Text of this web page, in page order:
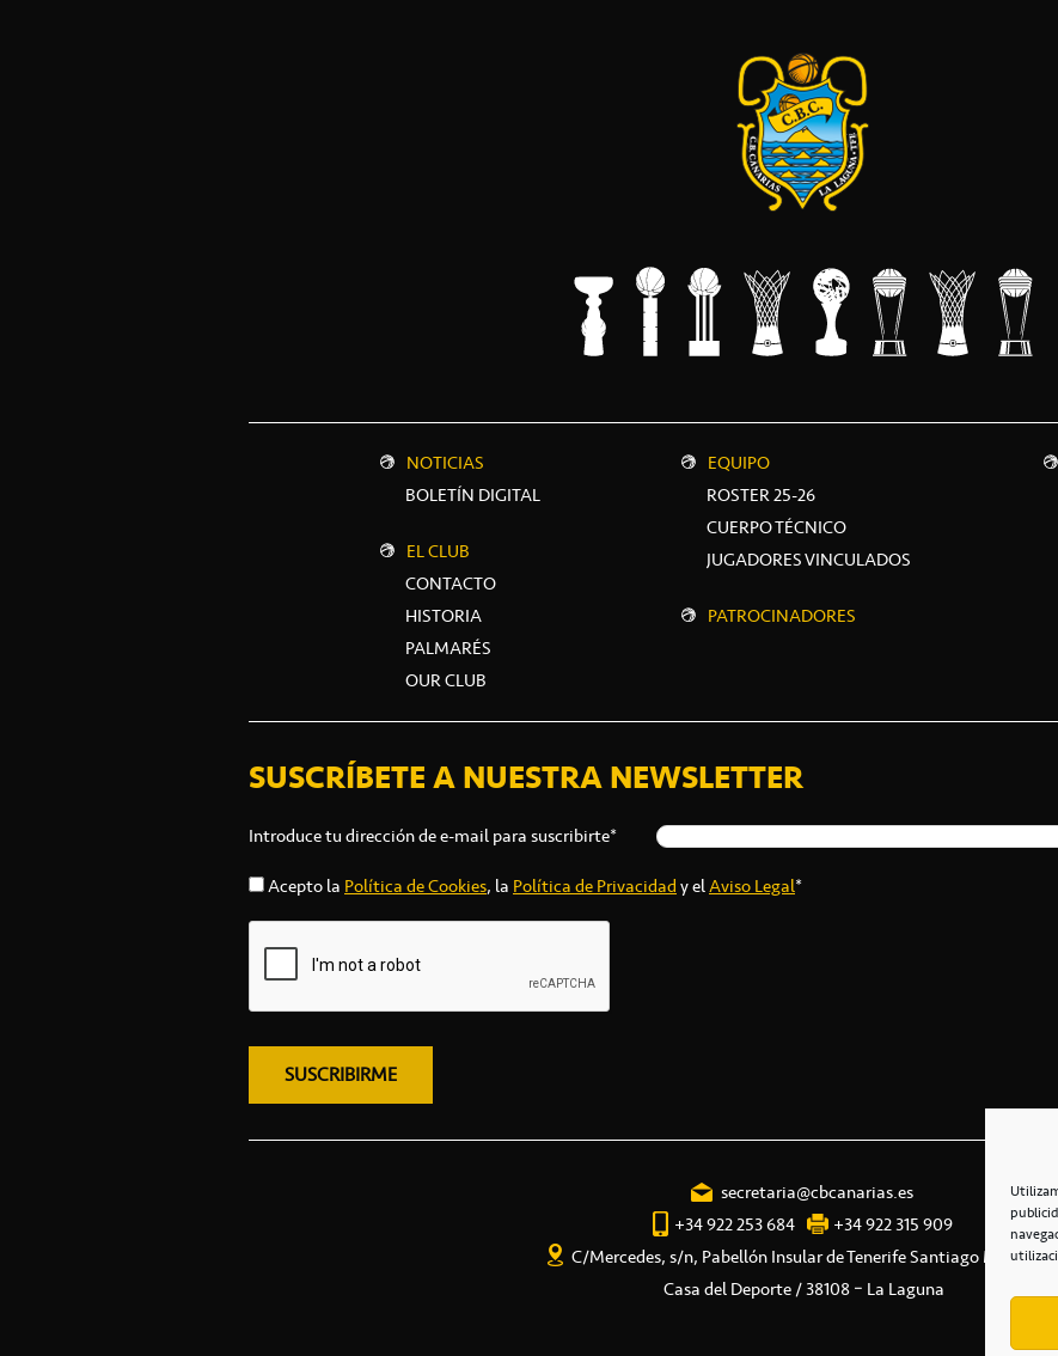
NOTICIAS
BOLETÍN DIGITAL
EL CLUB
CONTACTO
HISTORIA
PALMARÉS
OUR CLUB
EQUIPO
ROSTER 25-26
CUERPO TÉCNICO
JUGADORES VINCULADOS
PATROCINADORES
SUSCRÍBETE A NUESTRA NEWSLETTER
Introduce tu dirección de e-mail para suscribirte*
Acepto la Política de Cookies, la Política de Privacidady elAviso Legal*
secretaria@cbcanarias.es
+34 922 253 684
+34 922 315 909
C/Mercedes, s/n, Pabellón Insular de Tenerife Santiago Martín
Casa del Deporte / 38108 – La Laguna